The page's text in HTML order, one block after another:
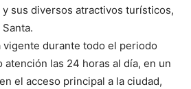
y sus diversos atractivos turísticos,
vigente durante todo el periodo
atención las 24 horas al día, en un
el acceso principal a la ciudad,